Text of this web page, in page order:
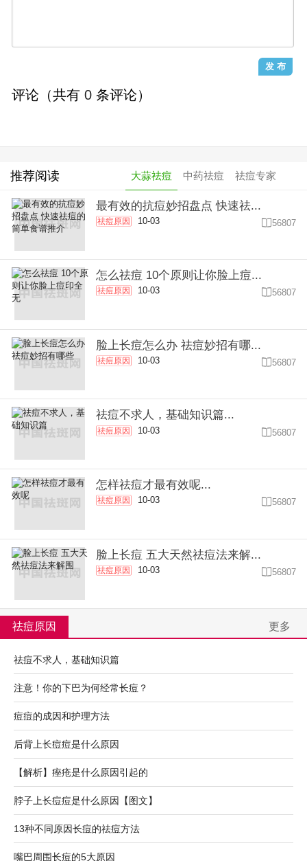
评论（共有 0 条评论）
推荐阅读 大蒜祛痘 中药祛痘 祛痘专家
最有效的抗痘妙招盘点 快速祛...
祛痘原因 10-03 56807
怎么祛痘 10个原则让你脸上痘...
祛痘原因 10-03 56807
脸上长痘怎么办 祛痘妙招有哪...
祛痘原因 10-03 56807
祛痘不求人，基础知识篇...
祛痘原因 10-03 56807
怎样祛痘才最有效呢...
祛痘原因 10-03 56807
脸上长痘 五大天然祛痘法来解...
祛痘原因 10-03 56807
祛痘原因 更多
祛痘不求人，基础知识篇
注意！你的下巴为何经常长痘？
痘痘的成因和护理方法
后背上长痘痘是什么原因
【解析】痤疮是什么原因引起的
脖子上长痘痘是什么原因【图文】
13种不同原因长痘的祛痘方法
嘴巴周围长痘的5大原因